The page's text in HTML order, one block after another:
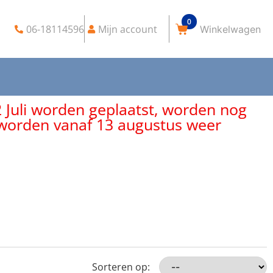
06-18114596 Mijn account
0
worden geplaatst, worden nog
vanaf 13 augustus weer
Sorteren op: